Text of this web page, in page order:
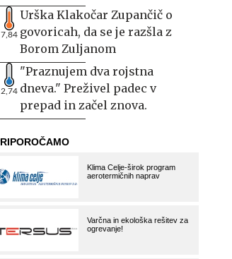
7,84
Urška Klakočar Zupančič o
govoricah, da se je razšla z
Borom Zuljanom
2,74
"Praznujem dva rojstna
dneva." Preživel padec v
prepad in začel znova.